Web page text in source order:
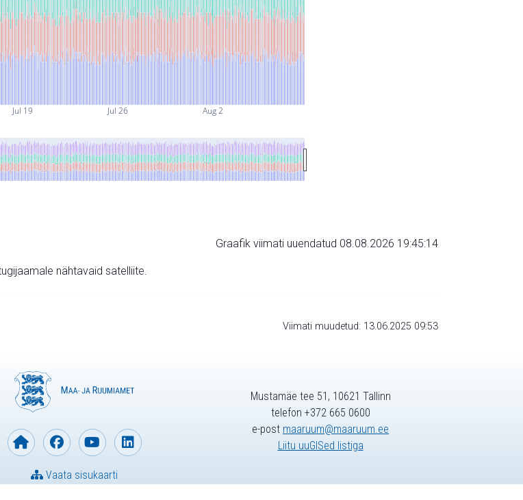
Jul 19 Jul 26 Aug 2
Graafik viimati uuendatud 08.08.2026 19:45:14
nähtavaid satelliite.
Viimati muudetud: 13.06.2025 09:53
Vaata sisukaarti
Mustamäe tee 51, 10621 Tallinn
telefon +372 665 0600
e-post maaruum@maaruum.ee
Liitu uuGISed listiga